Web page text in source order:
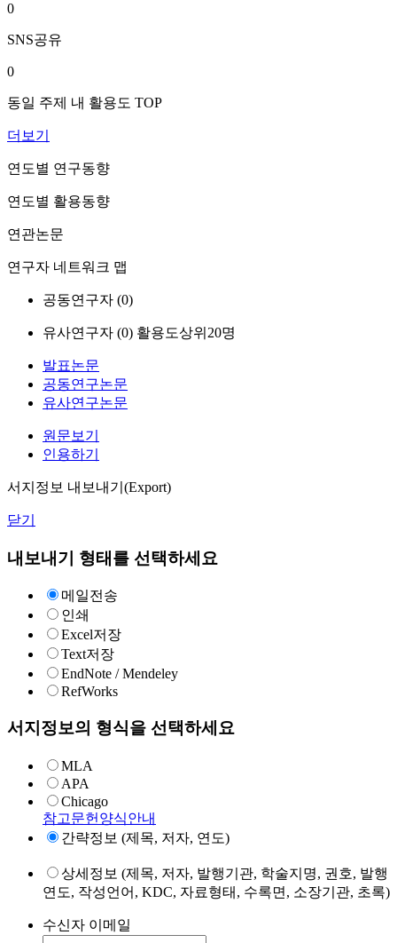
0
SNS공유
0
동일 주제 내 활용도 TOP
더보기
연도별 연구동향
연도별 활용동향
연관논문
연구자 네트워크 맵
공동연구자 (0)
유사연구자 (0) 활용도상위20명
발표논문
공동연구논문
유사연구논문
원문보기
인용하기
서지정보 내보내기(Export)
닫기
내보내기 형태를 선택하세요
메일전송
인쇄
Excel저장
Text저장
EndNote / Mendeley
RefWorks
서지정보의 형식을 선택하세요
MLA
APA
Chicago
참고문헌양식안내
간략정보 (제목, 저자, 연도)
상세정보 (제목, 저자, 발행기관, 학술지명, 권호, 발행
연도, 작성언어, KDC, 자료형태, 수록면, 소장기관, 초록)
수신자 이메일